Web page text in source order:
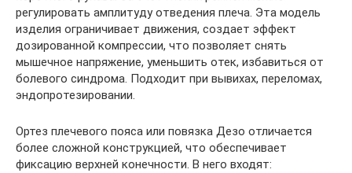
регулировать амплитуду отведения плеча. Эта модель
изделия ограничивает движения, создает эффект
дозированной компрессии, что позволяет снять
мышечное напряжение, уменьшить отек, избавиться от
болевого синдрома. Подходит при вывихах, переломах,
эндопротезировании.
Ортез плечевого пояса или повязка Дезо отличается
более сложной конструкцией, что обеспечивает
фиксацию верхней конечности. В него входят: